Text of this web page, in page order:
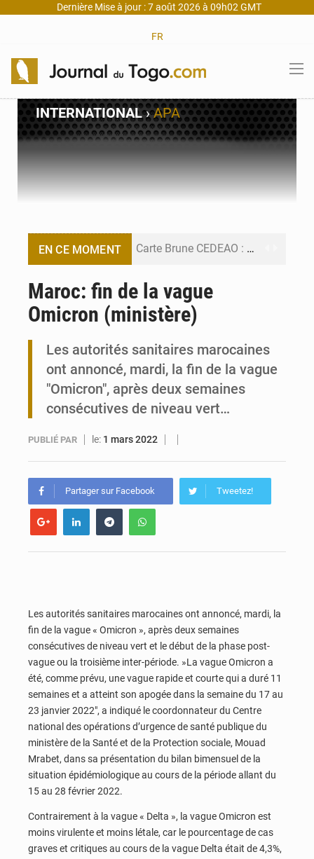
Dernière Mise à jour : 7 août 2026 à 09h02 GMT
FR
INTERNATIONAL›APA
EN CE MOMENT Carte Brune CEDEAO : Lomé mise sur la digitalisation des sinistres
Travail domestique non rémunéré : à Saly, l’Afrique veut en mesurer la valeur
Maurice : Démission de la ministre Véronique Leu-Govind
Maroc: fin de la vague
Omicron (ministère)
Les autorités sanitaires marocaines
ont annoncé, mardi, la fin de la vague
"Omicron", après deux semaines
consécutives de niveau vert…
PUBLIÉ PAR le: 1 mars 2022
Partager sur Facebook Tweetez!
Les autorités sanitaires marocaines ont annoncé, mardi, la
fin de la vague « Omicron », après deux semaines
consécutives de niveau vert et le début de la phase post-
vague ou la troisième inter-période. »La vague Omicron a
été, comme prévu, une vague rapide et courte qui a duré 11
semaines et a atteint son apogée dans la semaine du 17 au
23 janvier 2022″, a indiqué le coordonnateur du Centre
national des opérations d’urgence de santé publique du
ministère de la Santé et de la Protection sociale, Mouad
Mrabet, dans sa présentation du bilan bimensuel de la
situation épidémiologique au cours de la période allant du
15 au 28 février 2022.
Contrairement à la vague « Delta », la vague Omicron est
moins virulente et moins létale, car le pourcentage de cas
graves et critiques au cours de la vague Delta était de 4,3%,